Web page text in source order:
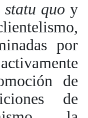
statu quo y
por
de
de